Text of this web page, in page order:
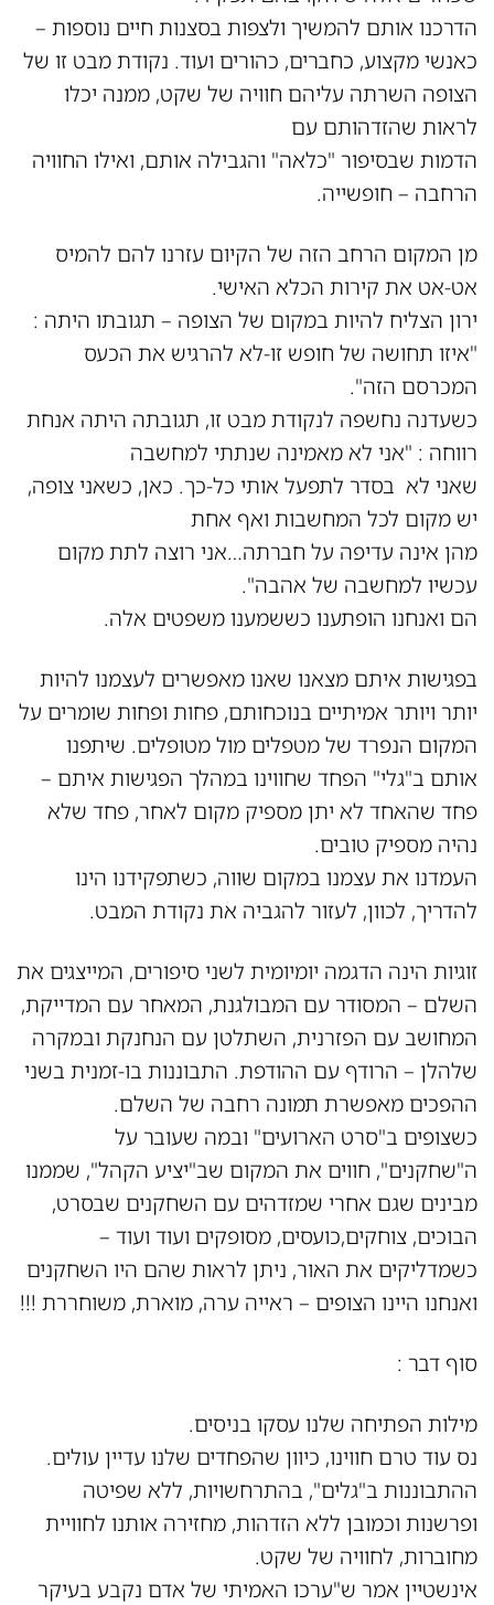
הדרכנו אותם להמשיך ולצפות בסצנות חיים נוספות –
כאנשי מקצוע, כחברים, כהורים ועוד. נקודת מבט זו של
הצופה השרתה עליהם חוויה של שקט, ממנה יכלו
לראות שהזדהותם עם
הדמות שבסיפור "כלאה" והגבילה אותם, ואילו החוויה
הרחבה – חופשייה.
מן המקום הרחב הזה של הקיום עזרנו להם להמיס
אט-אט את קירות הכלא האישי.
ירון הצליח להיות במקום של הצופה – תגובתו היתה :
"איזו תחושה של חופש זו-לא להרגיש את הכעס
המכרסם הזה".
כשעדנה נחשפה לנקודת מבט זו, תגובתה היתה אנחת
רווחה : "אני לא מאמינה שנתתי למחשבה
שאני לא בסדר לתפעל אותי כל-כך. כאן, כשאני צופה,
יש מקום לכל המחשבות ואף אחת
מהן אינה עדיפה על חברתה…אני רוצה לתת מקום
עכשיו למחשבה של אהבה".
הם ואנחנו הופתענו כששמענו משפטים אלה.
בפגישות איתם מצאנו שאנו מאפשרים לעצמנו להיות
יותר ויותר אמיתיים בנוכחותם, פחות ופחות שומרים על
המקום הנפרד של מטפלים מול מטופלים. שיתפנו
אותם ב"גלי" הפחד שחווינו במהלך הפגישות איתם –
פחד שהאחד לא יתן מספיק מקום לאחר, פחד שלא
נהיה מספיק טובים.
העמדנו את עצמנו במקום שווה, כשתפקידנו הינו
להדריך, לכוון, לעזור להגביה את נקודת המבט.
זוגיות הינה הדגמה יומיומית לשני סיפורים, המייצגים את
השלם – המסודר עם המבולגנת, המאחר עם המדייקת,
המחושב עם הפזרנית, השתלטן עם הנחנקת ובמקרה
שלהלן – הרודף עם ההודפת. התבוננות בו-זמנית בשני
ההפכים מאפשרת תמונה רחבה של השלם.
כשצופים ב"סרט הארועים" ובמה שעובר על
ה"שחקנים", חווים את המקום שב"יציע הקהל", שממנו
מבינים שגם אחרי שמזדהים עם השחקנים שבסרט,
הבוכים, צוחקים,כועסים, מסופקים ועוד ועוד –
כשמדליקים את האור, ניתן לראות שהם היו השחקנים
ואנחנו היינו הצופים – ראייה ערה, מוארת, משוחררת !!!
סוף דבר :
מילות הפתיחה שלנו עסקו בניסים.
נס עוד טרם חווינו, כיוון שהפחדים שלנו עדיין עולים.
ההתבוננות ב"גלים", בהתרחשויות, ללא שפיטה
ופרשנות וכמובן ללא הזדהות, מחזירה אותנו לחוויית
מחוברות, לחוויה של שקט.
אינשטיין אמר ש"ערכו האמיתי של אדם נקבע בעיקר